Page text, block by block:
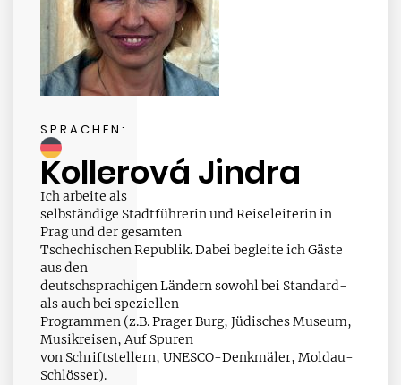
SPRACHEN:
Kollerová Jindra
Ich arbeite als
selbständige Stadtführerin und Reiseleiterin in
Prag und der gesamten
Tschechischen Republik. Dabei begleite ich Gäste
aus den
deutschsprachigen Ländern sowohl bei Standard-
als auch bei speziellen
Programmen (z.B. Prager Burg, Jüdisches Museum,
Musikreisen, Auf Spuren
von Schriftstellern, UNESCO-Denkmäler, Moldau-
Schlösser).